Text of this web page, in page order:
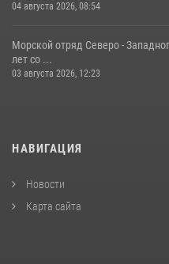
04 августа 2026, 08:54
Морской отряд Северо -
лет со ...
03 августа 2026, 12:23
НАВИГАЦИЯ
Новости
Карта сайта